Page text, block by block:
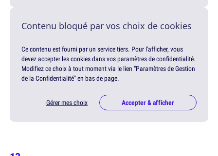
Contenu bloqué par vos choix de cookies
Ce contenu est fourni par un service tiers. Pour l'afficher, vous
devez accepter les cookies dans vos paramètres de confidentialité.
Modifiez ce choix à tout moment via le lien "Paramètres de Gestion
de la Confidentialité" en bas de page.
Gérer mes choix Accepter & afficher